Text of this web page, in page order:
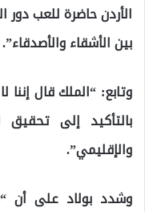
الأردن حاضرة للعب
بين الأشقاء والأصدقاء”.
وتابع: “الملك قال
بالتأكيد إلى تحقيق
والإقليمي”.
وشدد بولاد على أن